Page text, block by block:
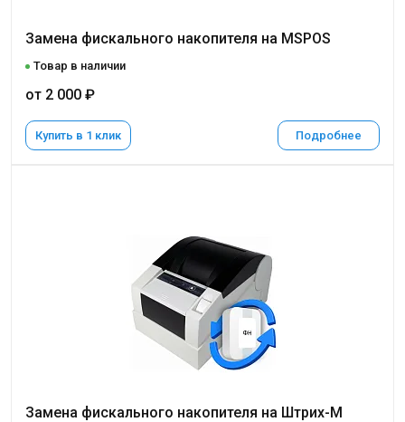
Замена фискального накопителя на MSPOS
Товар в наличии
от 2 000 ₽
Купить в 1 клик Подробнее
Замена фискального накопителя на Штрих-М